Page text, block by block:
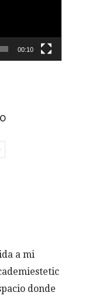
00:10
a mi
donde